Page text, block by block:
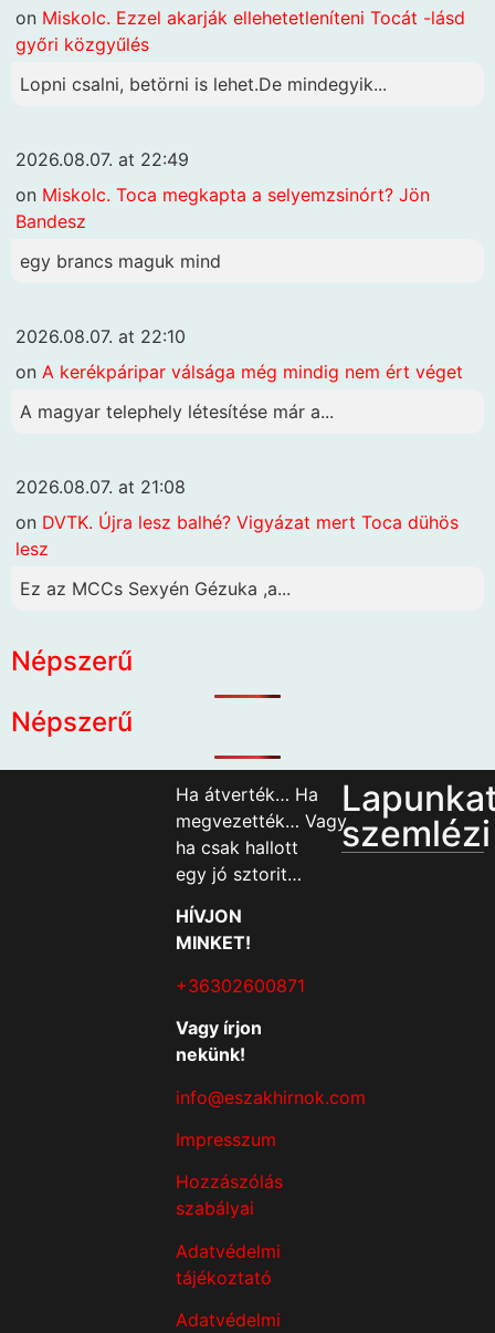
on Miskolc. Ezzel akarják ellehetetleníteni Tocát -lásd
győri közgyűlés
Lopni csalni, betörni is lehet.De mindegyik...
2026.08.07. at 22:49
on Miskolc. Toca megkapta a selyemzsinórt? Jön
Bandesz
egy brancs maguk mind
2026.08.07. at 22:10
on A kerékpáripar válsága még mindig nem ért véget
A magyar telephely létesítése már a...
2026.08.07. at 21:08
on DVTK. Újra lesz balhé? Vigyázat mert Toca dühös
lesz
Ez az MCCs Sexyén Gézuka ,a...
Népszerű
Népszerű
Ha átverték… Ha
megvezették… Vagy
ha csak hallott
egy jó sztorit…
HÍVJON
MINKET!
+36302600871
Vagy írjon
nekünk!
info@eszakhirnok.com
Impresszum
Hozzászólás
szabályai
Adatvédelmi
tájékoztató
Adatvédelmi
szemlézi